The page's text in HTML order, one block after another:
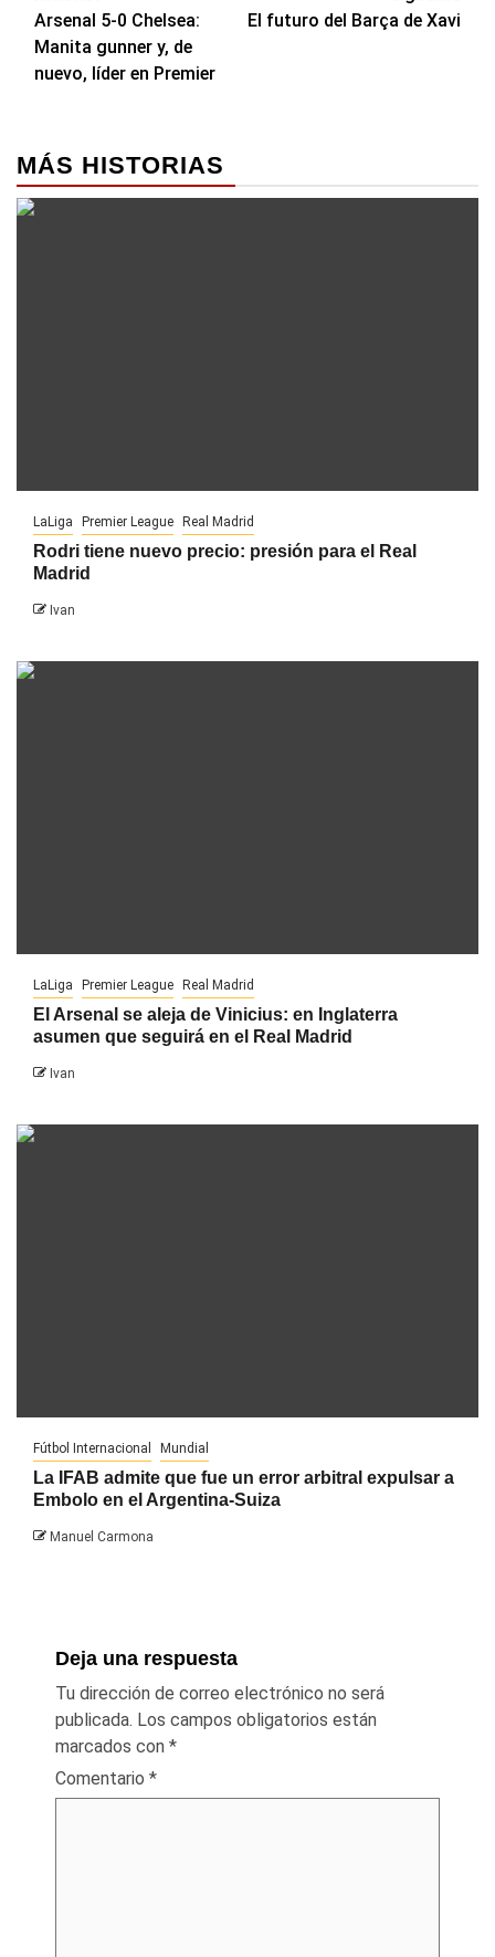
de
entradas
Arsenal 5-0 Chelsea:
Manita gunner y, de
nuevo, líder en Premier
El futuro del Barça de Xavi
MÁS HISTORIAS
LaLiga Premier League Real Madrid
Rodri tiene nuevo precio: presión para el Real
Madrid
Ivan
LaLiga Premier League Real Madrid
El Arsenal se aleja de Vinicius: en Inglaterra
asumen que seguirá en el Real Madrid
Ivan
Fútbol Internacional Mundial
La IFAB admite que fue un error arbitral expulsar a
Embolo en el Argentina-Suiza
Manuel Carmona
Deja una respuesta
Tu dirección de correo electrónico no será
publicada. Los campos obligatorios están
marcados con *
Comentario *